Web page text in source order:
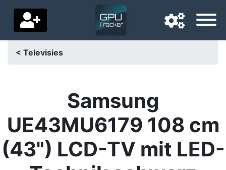
Favoriete bezorgland
Startpagina
Prijs daalt
Instellingen
< Televisies
Samsung
UE43MU6179 108 cm
(43") LCD-TV mit LED-